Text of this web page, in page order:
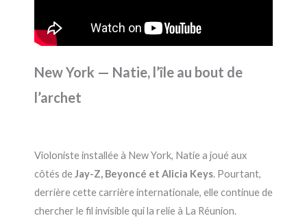
New York — Natie, l’île au bout de
l’archet
Violoniste installée à New York, Natie a joué aux
côtés deJay-Z, Beyoncé et Alicia Keys. Pourtant,
derrière cette carrière internationale, elle continue de
chercher le fil invisible qui la relie à La Réunion.